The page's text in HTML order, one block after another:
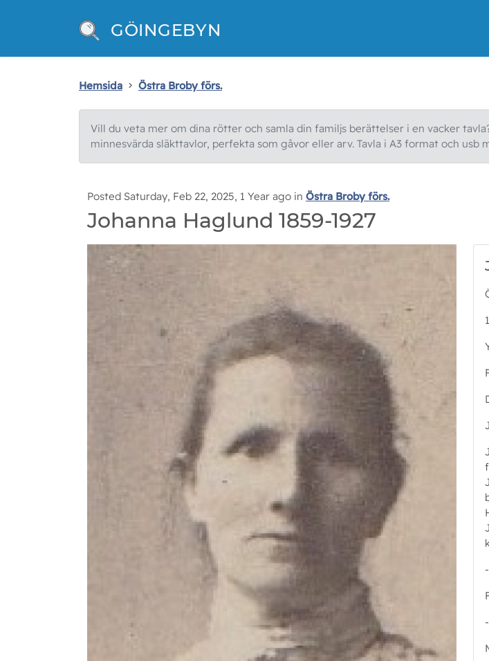
GÖINGEBYN
Hemsida Östra Broby förs.
Vill du veta mer om dina rötter och samla din familjs berättelser i en vacker
minnesvärda släkttavlor, perfekta som gåvor eller arv. Tavla i A3 format och usb
Posted Saturday, Feb 22, 2025, 1 Year ago in Östra Broby förs.
Johanna Haglund 1859-1927